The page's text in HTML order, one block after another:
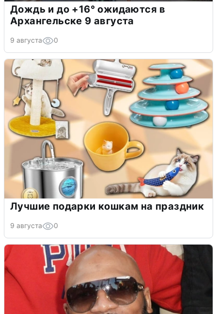
Дождь и до +16° ожидаются в
Архангельске 9 августа
9 августа 0
Лучшие подарки кошкам на праздник
9 августа 0